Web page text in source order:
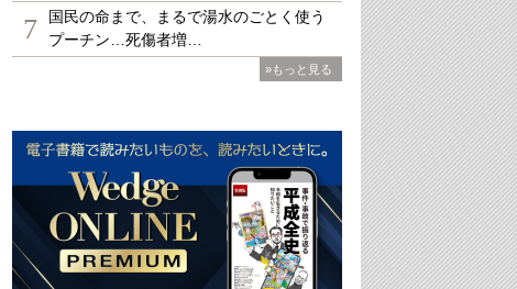
7
国民の命まで、まるで湯水のごとく使う
プーチン…死傷者増…
»もっと見る